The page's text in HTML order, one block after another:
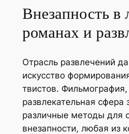
Внезапность в
романах и
Отрасль развлечений
искусство
твистов.
развлекательная сфера
различные методы для
внезапности, любая из